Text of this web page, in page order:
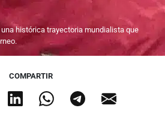
histórica trayectoria mundialista que
COMPARTIR